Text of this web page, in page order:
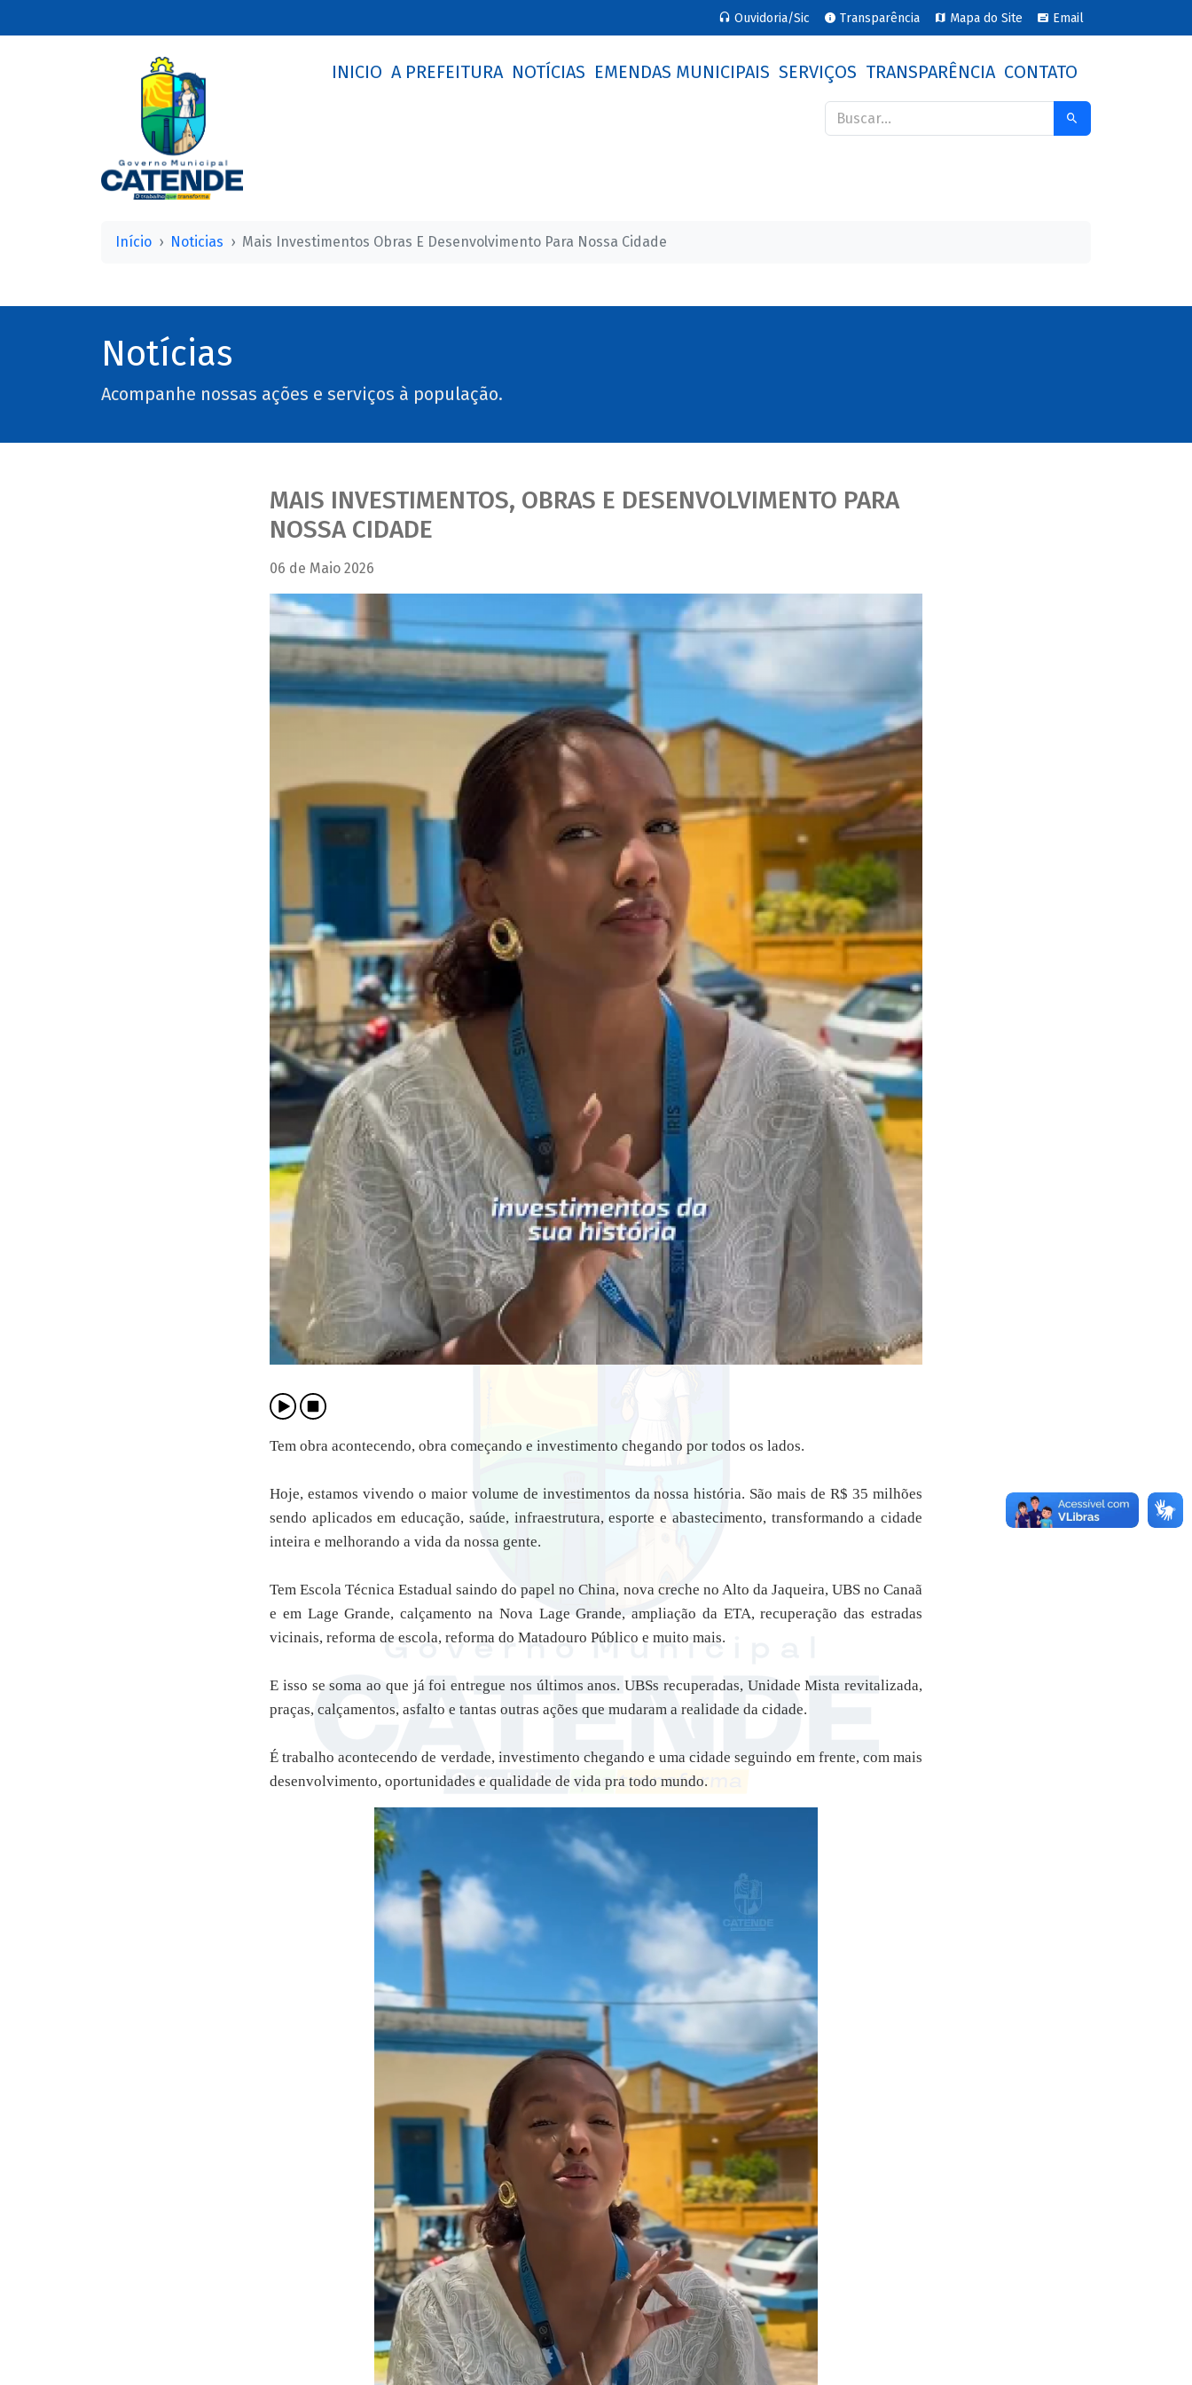
Ouvidoria/Sic Transparência Mapa do Site Email
INICIO A PREFEITURA NOTÍCIAS EMENDAS MUNICIPAIS SERVIÇOS TRANSPARÊNCIA CONTATO
Início Noticias Mais Investimentos Obras E Desenvolvimento Para Nossa Cidade
Notícias
Acompanhe nossas ações e serviços à população.
MAIS INVESTIMENTOS, OBRAS E DESENVOLVIMENTO PARA
NOSSA CIDADE
06 de Maio 2026
Tem obra acontecendo, obra começando e investimento chegando por todos os lados.
Hoje, estamos vivendo o maior volume de investimentos da nossa história. São mais de R$ 35 milhões
sendo aplicados em educação, saúde, infraestrutura, esporte e abastecimento, transformando a cidade
inteira e melhorando a vida da nossa gente.
Tem Escola Técnica Estadual saindo do papel no China, nova creche no Alto da Jaqueira, UBS no Canaã
e em Lage Grande, calçamento na Nova Lage Grande, ampliação da ETA, recuperação das estradas
vicinais, reforma de escola, reforma do Matadouro Público e muito mais.
E isso se soma ao que já foi entregue nos últimos anos. UBSs recuperadas, Unidade Mista revitalizada,
praças, calçamentos, asfalto e tantas outras ações que mudaram a realidade da cidade.
É trabalho acontecendo de verdade, investimento chegando e uma cidade seguindo em frente, com mais
desenvolvimento, oportunidades e qualidade de vida pra todo mundo.